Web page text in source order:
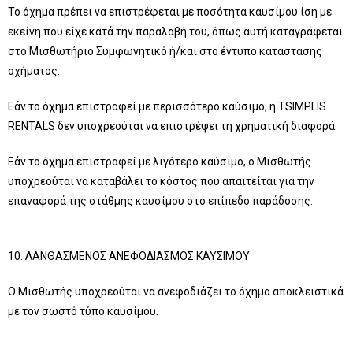
Το όχημα πρέπει να επιστρέφεται με ποσότητα καυσίμου ίση με
εκείνη που είχε κατά την παραλαβή του, όπως αυτή καταγράφεται
στο Μισθωτήριο Συμφωνητικό ή/και στο έντυπο κατάστασης
οχήματος.
Εάν το όχημα επιστραφεί με περισσότερο καύσιμο, η TSIMPLIS
RENTALS δεν υποχρεούται να επιστρέψει τη χρηματική διαφορά.
Εάν το όχημα επιστραφεί με λιγότερο καύσιμο, ο Μισθωτής
υποχρεούται να καταβάλει το κόστος που απαιτείται για την
επαναφορά της στάθμης καυσίμου στο επίπεδο παράδοσης.
10. ΛΑΝΘΑΣΜΕΝΟΣ ΑΝΕΦΟΔΙΑΣΜΟΣ ΚΑΥΣΙΜΟΥ
Ο Μισθωτής υποχρεούται να ανεφοδιάζει το όχημα αποκλειστικά
με τον σωστό τύπο καυσίμου.